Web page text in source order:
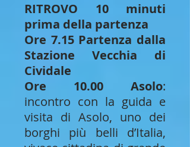
RITROVO 10 minuti
prima della partenza
Ore 7.15 Partenza dalla
Stazione Vecchia di
Cividale
Ore 10.00 Asolo:
incontro con la guida e
visita di Asolo, uno dei
borghi più belli d’Italia,